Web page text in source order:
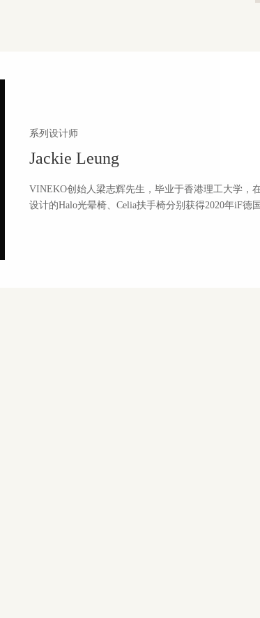
系列设计师
Jackie Leung
VINEKO创始人梁志辉先生，毕业于香港理工大学，
设计的Halo光晕椅、Celia扶手椅分别获得2020年iF德